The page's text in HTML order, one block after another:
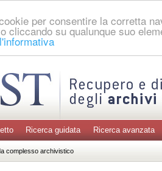
per consentire la corretta
cliccando su qualunque suo
Ricerca guidata Ricerca avanzata
complesso archivistico